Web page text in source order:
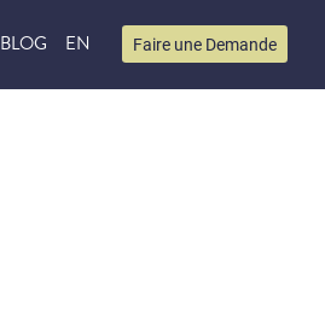
BLOG EN Faire une Demande